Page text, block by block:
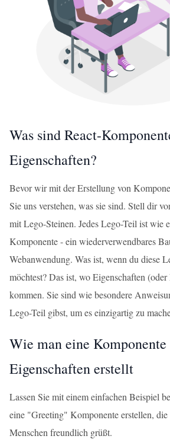
Was sind React-
Eigenschaften?
Bevor wir mit der Erstellung von
Sie uns verstehen, was sie sind. Stell dir
mit Lego-Steinen. Jedes Lego-Teil ist wie
Komponente - ein wiederverwendbares
Webanwendung. Was ist, wenn du diese
möchtest? Das ist, wo Eigenschaften
kommen. Sie sind wie besondere
Lego-Teil gibst, um es einzigartig zu
Wie man eine
Eigenschaften erstellt
Lassen Sie mit einem einfachen Beispiel
eine "Greeting" Komponente erstellen, die
Menschen freundlich grüßt.